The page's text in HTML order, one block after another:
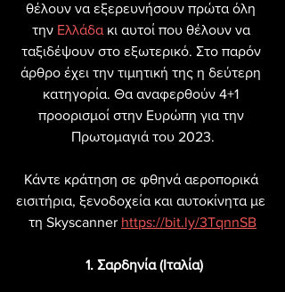
θέλουν να εξερευνήσουν πρώτα όλη
την Ελλάδα κι αυτοί που θέλουν να
ταξιδέψουν στο εξωτερικό. Στο παρόν
άρθρο έχει την τιμητική της η δεύτερη
κατηγορία. Θα αναφερθούν 4+1
προορισμοί στην Ευρώπη για την
Πρωτομαγιά του 2023.
Κάντε κράτηση σε φθηνά αεροπορικά
εισιτήρια, ξενοδοχεία και αυτοκίνητα με
τη Skyscanner https://bit.ly/3TqnnSB
1. Σαρδηνία (Ιταλία)